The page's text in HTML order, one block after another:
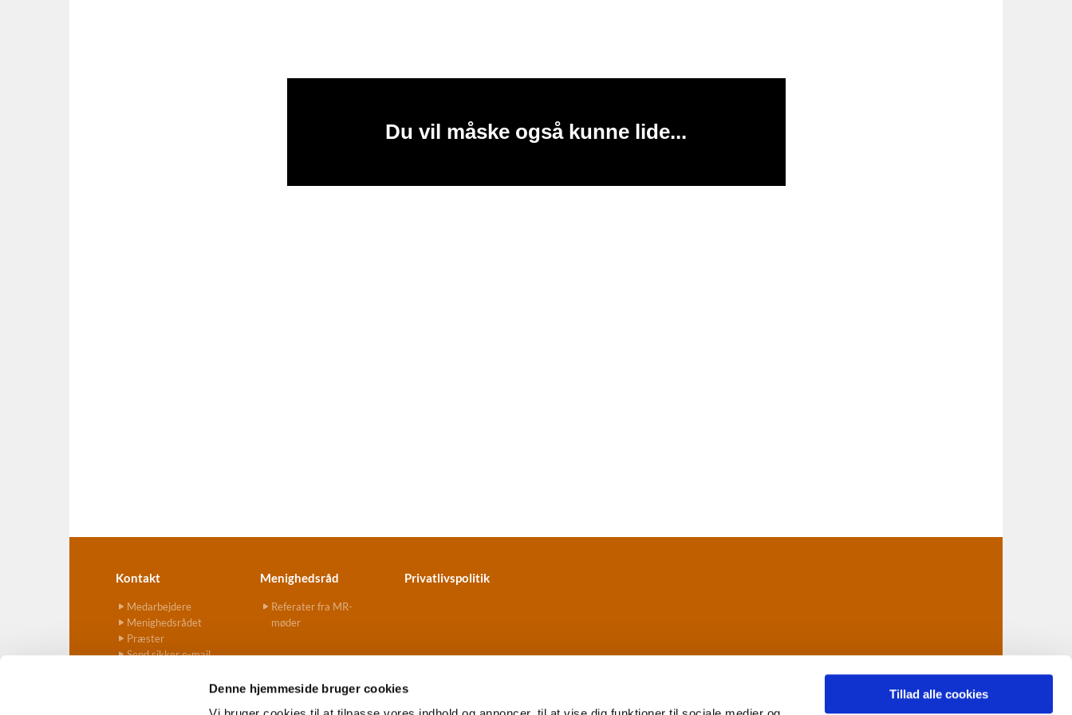
Denne hjemmeside bruger cookies
Tillad alle cookies
Du vil måske også kunne lide...
Kontakt
Medarbejdere
Menighedsrådet
Præster
Send sikker e-mail
Menighedsråd
Referater fra MR-
møder
Privatlivspolitik